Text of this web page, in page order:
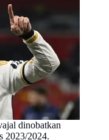
dinobatkan
2023/2024.